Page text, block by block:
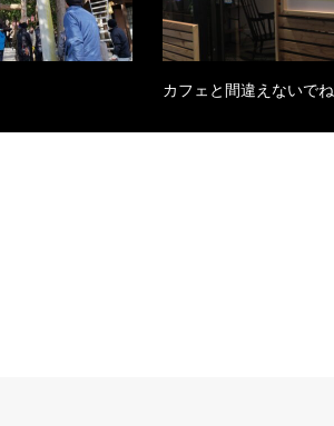
カフェと間違えないでね